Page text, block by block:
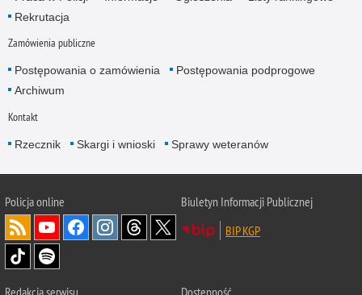
Rekrutacja
Zamówienia publiczne
Postępowania o zamówienia
Postępowania podprogowe
Archiwum
Kontakt
Rzecznik Skargi i wnioski Sprawy weteranów
Policjaonline
Biuletyn Informacji Publicznej
BIP KGP